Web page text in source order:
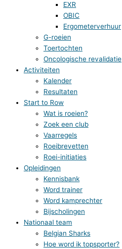
EXR
OBIC
Ergometerverhuur
G-roeien
Toertochten
Oncologische revalidatie
Activiteiten
Kalender
Resultaten
Start to Row
Wat is roeien?
Zoek een club
Vaarregels
Roeibrevetten
Roei-initiaties
Opleidingen
Kennisbank
Word trainer
Word kamprechter
Bijscholingen
Nationaal team
Belgian Sharks
Hoe word ik topsporter?